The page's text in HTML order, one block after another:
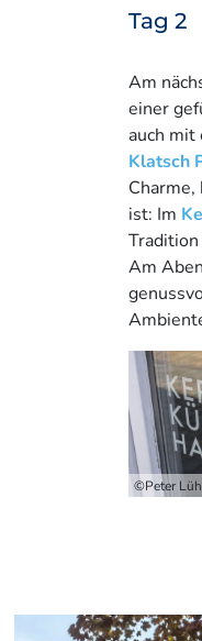
Tag 2
Am
einer
auch
Klatsch
ist: Im
Am
©Peter